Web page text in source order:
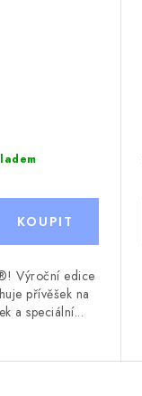
Výroční edice
přívěšek na
a speciální...